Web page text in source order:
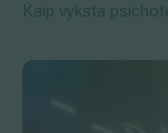
Kaip vyksta